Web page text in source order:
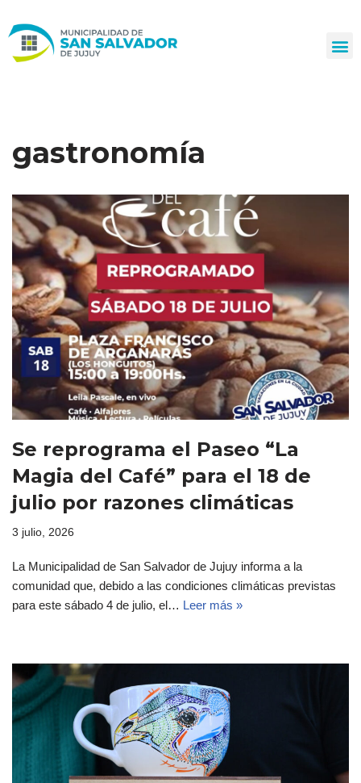
al
gastronomía
Se reprograma el Paseo “La
Magia del Café” para el 18 de
julio por razones climáticas
3 julio, 2026
La Municipalidad de San Salvador de Jujuy informa a la
comunidad que, debido a las condiciones climáticas previstas
para este sábado 4 de julio, el… Leer más »